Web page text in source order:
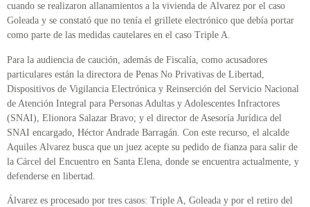
cuando se realizaron allanamientos a la vivienda de Alvarez por el caso
Goleada y se constató que no tenía el grillete electrónico que debía portar
como parte de las medidas cautelares en el caso Triple A.
Para la audiencia de caución, además de Fiscalía, como acusadores
particulares están la directora de Penas No Privativas de Libertad,
Dispositivos de Vigilancia Electrónica y Reinserción del Servicio Nacional
de Atención Integral para Personas Adultas y Adolescentes Infractores
(SNAI), Elionora Salazar Bravo; y el director de Asesoría Jurídica del
SNAI encargado, Héctor Andrade Barragán. Con este recurso, el alcalde
Aquiles Alvarez busca que un juez acepte su pedido de fianza para salir de
la Cárcel del Encuentro en Santa Elena, donde se encuentra actualmente, y
defenderse en libertad.
Álvarez es procesado por tres casos: Triple A, Goleada y por el retiro del